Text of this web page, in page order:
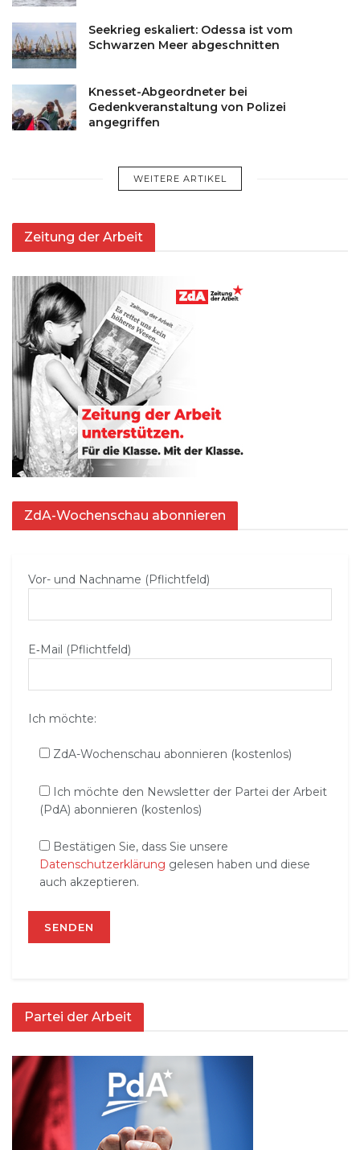
Seekrieg eskaliert: Odessa ist vom
Schwarzen Meer abgeschnitten
Knesset-Abgeordneter bei
Gedenkveranstaltung von Polizei
angegriffen
WEITERE ARTIKEL
Zeitung der Arbeit
ZdA-Wochenschau abonnieren
Vor- und Nachname (Pflichtfeld)
E‑Mail (Pflichtfeld)
Ich möchte:
ZdA-Wochenschau abonnieren (kostenlos)
Ich möchte den Newsletter der Partei der Arbeit
(PdA) abonnieren (kostenlos)
Bestätigen Sie, dass Sie unsere
Datenschutzerklärung gelesen haben und diese
auch akzeptieren.
Partei der Arbeit